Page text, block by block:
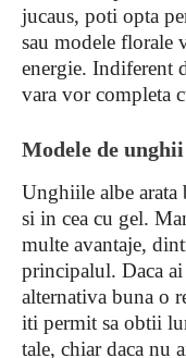
jucaus, poti opta
sau modele florale
energie. Indiferent
vara vor completa
Modele de
Unghiile albe arata
si in cea cu gel.
multe avantaje,
principalul. Daca ai
alternativa buna o
iti permit sa obtii
tale, chiar daca nu